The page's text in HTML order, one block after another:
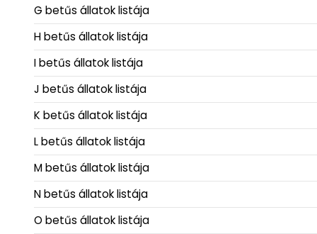
G betűs állatok listája
H betűs állatok listája
I betűs állatok listája
J betűs állatok listája
K betűs állatok listája
L betűs állatok listája
M betűs állatok listája
N betűs állatok listája
O betűs állatok listája